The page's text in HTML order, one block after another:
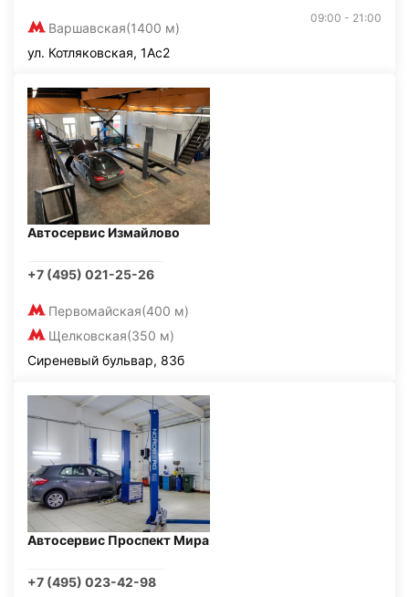
Варшавская(1400 м)
09:00 - 21:00
ул. Котляковская, 1Ас2
Автосервис Измайлово
+7 (495) 021-25-26
Первомайская(400 м)
Щелковская(350 м)
Сиреневый бульвар, 83б
Автосервис Проспект Мира
+7 (495) 023-42-98